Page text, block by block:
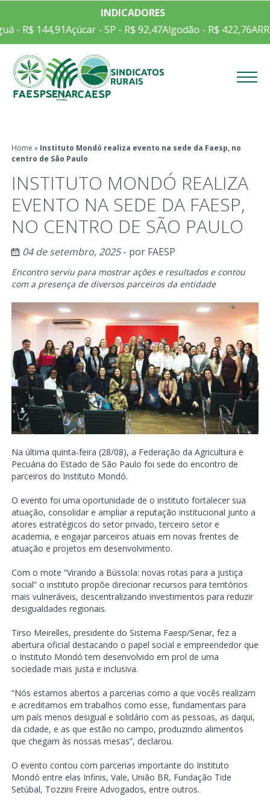
INDICADORES
- R$ 144,91Açúcar - SP - R$ 92,47Algodão - R$ 422,76
Home » Instituto Mondó realiza evento na sede da Faesp, no
centro de São Paulo
INSTITUTO MONDÓ REALIZA
EVENTO NA SEDE DA FAESP,
NO CENTRO DE SÃO PAULO
04 de setembro, 2025- por FAESP
Encontro serviu para mostrar ações e resultados e contou
com a presença de diversos parceiros da entidade
Na última quinta-feira (28/08), a Federação da Agricultura e
Pecuária do Estado de São Paulo foi sede do encontro de
parceiros do Instituto Mondó.
O evento foi uma oportunidade de o instituto fortalecer sua
atuação, consolidar e ampliar a reputação institucional junto a
atores estratégicos do setor privado, terceiro setor e
academia, e engajar parceiros atuais em novas frentes de
atuação e projetos em desenvolvimento.
Com o mote “Virando a Bússola: novas rotas para a justiça
social” o instituto propõe direcionar recursos para territórios
mais vulneráveis, descentralizando investimentos para reduzir
desigualdades regionais.
Tirso Meirelles, presidente do Sistema Faesp/Senar, fez a
abertura oficial destacando o papel social e empreendedor que
o Instituto Mondó tem desenvolvido em prol de uma
sociedade mais justa e inclusiva.
“Nós estamos abertos a parcerias como a que vocês realizam
e acreditamos em trabalhos como esse, fundamentais para
um país menos desigual e solidário com as pessoas, as daqui,
da cidade, e as que estão no campo, produzindo alimentos
que chegam às nossas mesas”, declarou.
O evento contou com parcerias importante do Instituto
Mondó entre elas Infinis, Vale, União BR, Fundação Tide
Setúbal, Tozzini Freire Advogados, entre outros.